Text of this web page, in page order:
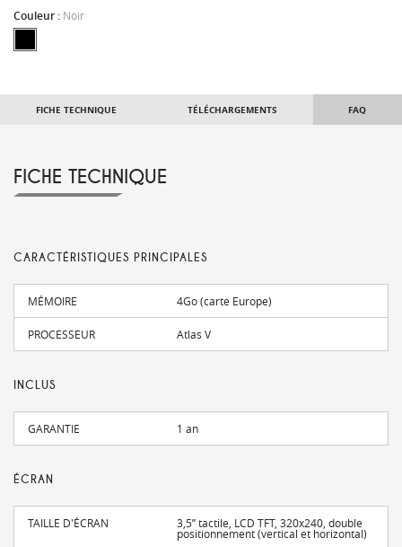
Couleur : Noir
FICHE TECHNIQUE TÉLÉCHARGEMENTS FAQ
FICHE TECHNIQUE
CARACTÉRISTIQUES PRINCIPALES
MÉMOIRE 4Go (carte Europe)
PROCESSEUR Atlas V
INCLUS
GARANTIE 1 an
ÉCRAN
TAILLE D'ÉCRAN 3,5’’ tactile, LCD TFT, 320x240, double
positionnement (vertical et horizontal)